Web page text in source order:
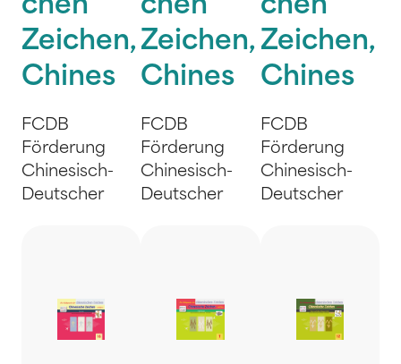
chen
Zeichen,
Chines
FCDB
Förderung
Chinesisch-
Deutscher
chen
Zeichen,
Chines
FCDB
Förderung
Chinesisch-
Deutscher
chen
Zeichen,
Chines
FCDB
Förderung
Chinesisch-
Deutscher